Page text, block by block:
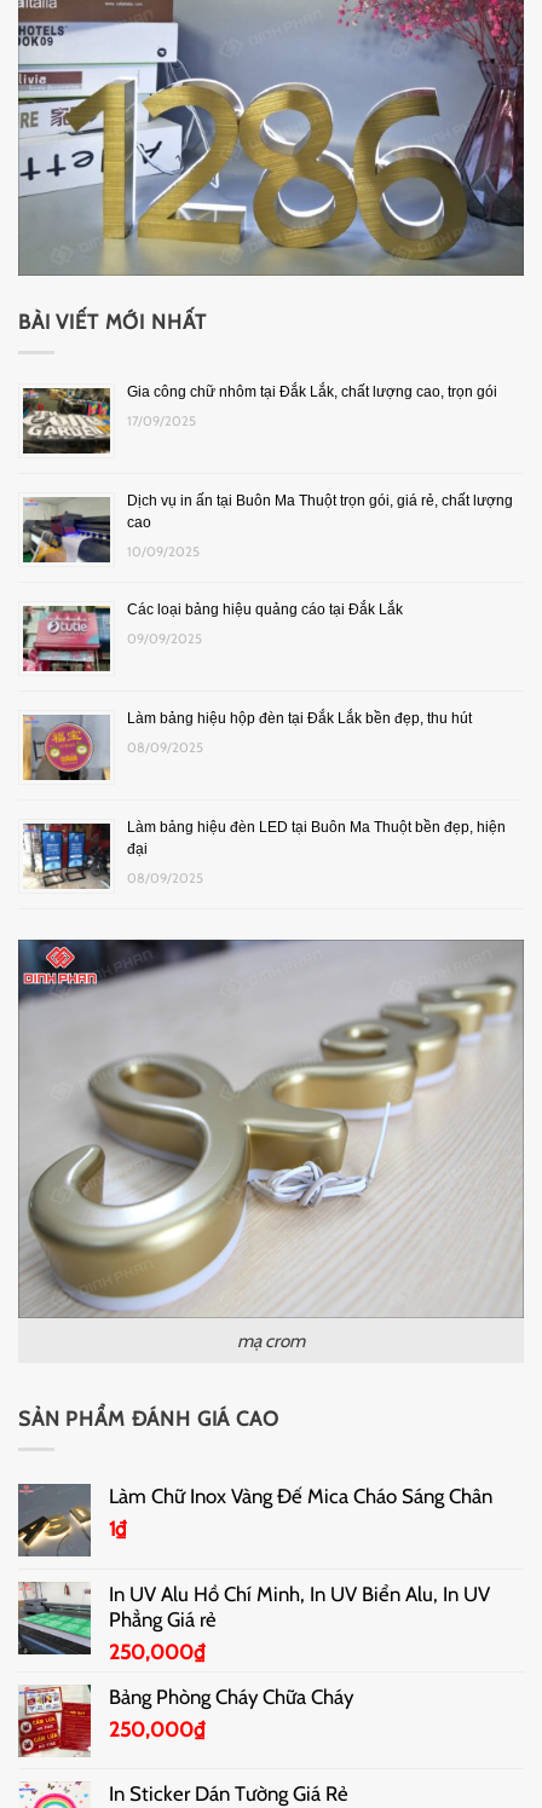
BÀI VIẾT MỚI NHẤT
Gia công chữ nhôm tại Đắk Lắk, chất lượng cao, trọn gói
17/09/2025
Dịch vụ in ấn tại Buôn Ma Thuột trọn gói, giá rẻ, chất lượng
cao
10/09/2025
Các loại bảng hiệu quảng cáo tại Đắk Lắk
09/09/2025
Làm bảng hiệu hộp đèn tại Đắk Lắk bền đẹp, thu hút
08/09/2025
Làm bảng hiệu đèn LED tại Buôn Ma Thuột bền đẹp, hiện
đại
08/09/2025
mạ crom
SẢN PHẨM ĐÁNH GIÁ CAO
Làm Chữ Inox Vàng Đế Mica Cháo Sáng Chân
1₫
In UV Alu Hồ Chí Minh, In UV Biển Alu, In UV
Phẳng Giá rẻ
250,000₫
Bảng Phòng Cháy Chữa Cháy
250,000₫
In Sticker Dán Tường Giá Rẻ